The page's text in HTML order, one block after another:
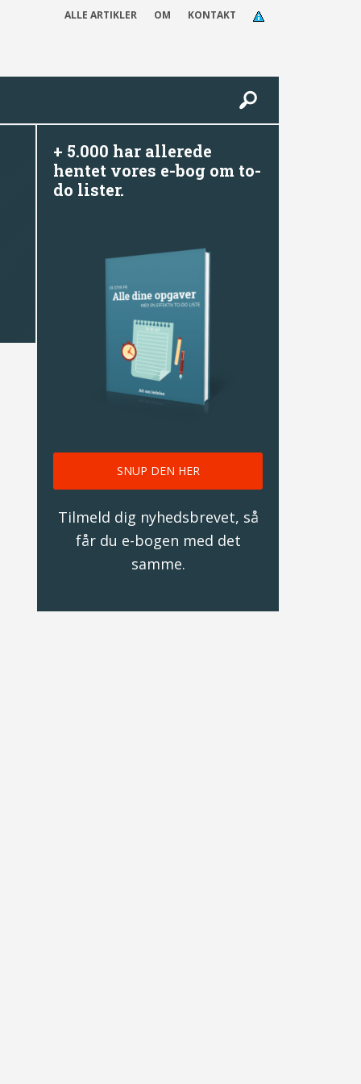
ALLE ARTIKLER OM KONTAKT
+ 5.000 har allerede
hentet vores e-bog om to-
do lister.
SNUP DEN HER
Tilmeld dig nyhedsbrevet, så
får du e-bogen med det
samme.